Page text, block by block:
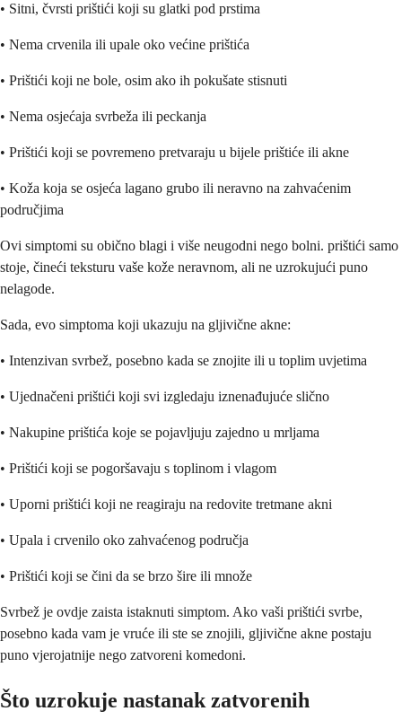
• Sitni, čvrsti prištići koji su glatki pod prstima
• Nema crvenila ili upale oko većine prištića
• Prištići koji ne bole, osim ako ih pokušate stisnuti
• Nema osjećaja svrbeža ili peckanja
• Prištići koji se povremeno pretvaraju u bijele prištiće ili akne
• Koža koja se osjeća lagano grubo ili neravno na zahvaćenim
područjima
Ovi simptomi su obično blagi i više neugodni nego bolni. prištići samo
stoje, čineći teksturu vaše kože neravnom, ali ne uzrokujući puno
nelagode.
Sada, evo simptoma koji ukazuju na gljivične akne:
• Intenzivan svrbež, posebno kada se znojite ili u toplim uvjetima
• Ujednačeni prištići koji svi izgledaju iznenađujuće slično
• Nakupine prištića koje se pojavljuju zajedno u mrljama
• Prištići koji se pogoršavaju s toplinom i vlagom
• Uporni prištići koji ne reagiraju na redovite tretmane akni
• Upala i crvenilo oko zahvaćenog područja
• Prištići koji se čini da se brzo šire ili množe
Svrbež je ovdje zaista istaknuti simptom. Ako vaši prištići svrbe,
posebno kada vam je vruće ili ste se znojili, gljivične akne postaju
puno vjerojatnije nego zatvoreni komedoni.
Što uzrokuje nastanak zatvorenih